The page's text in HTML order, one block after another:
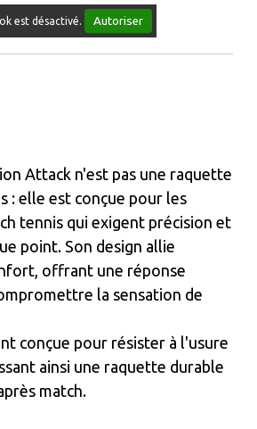
est désactivé. Autoriser
Attack n'est pas une raquette
: elle est conçue pour les
tennis qui exigent précision et
point. Son design allie
offrant une réponse
la sensation de
conçue pour résister à l'usure
ainsi une raquette durable
match.